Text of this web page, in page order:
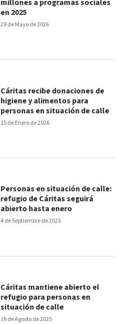
29 de Mayo de 2026
millones a programas sociales
en 2025
15 de Enero de 2026
Cáritas recibe donaciones de
higiene y alimentos para
personas en situación de calle
4 de Septiembre de 2025
Personas en situación de calle:
refugio de Cáritas seguirá
abierto hasta enero
19 de Agosto de 2025
Cáritas mantiene abierto el
refugio para personas en
situación de calle